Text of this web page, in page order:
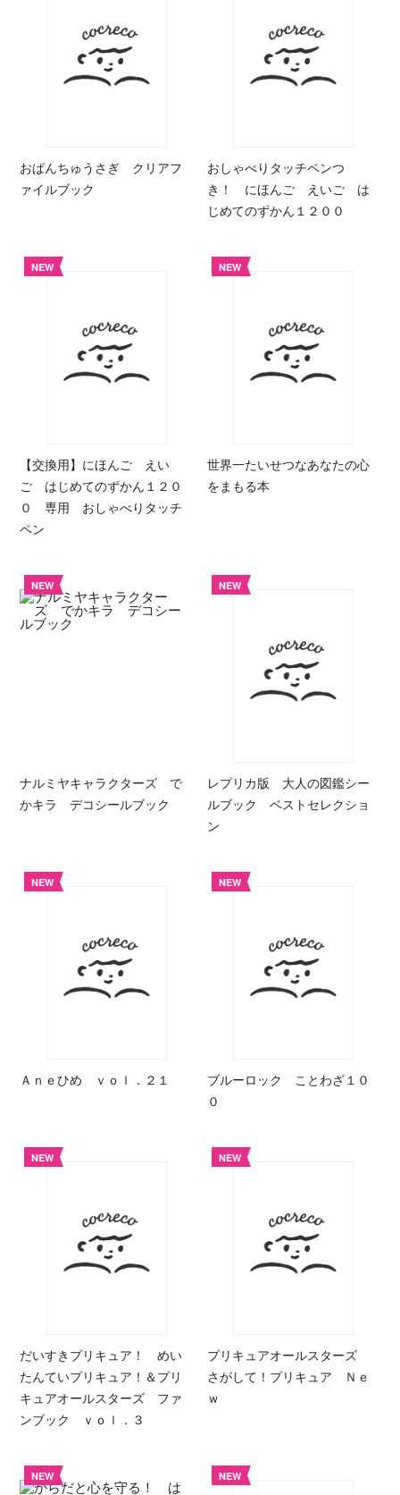
おぱんちゅうさぎ クリアフ
ァイルブック
おしゃべりタッチペンつ
き！ にほんご えいご は
じめてのずかん１２００
NEW
【交換用】にほんご えい
ご はじめてのずかん１２０
０ 専用 おしゃべりタッチ
ペン
NEW
世界一たいせつなあなたの心
をまもる本
NEW
ナルミヤキャラクターズ で
かキラ デコシールブック
NEW
レプリカ版 大人の図鑑シー
ルブック ベストセレクショ
ン
NEW
Ａｎｅひめ ｖｏｌ．２１
NEW
ブルーロック ことわざ１０
０
NEW
だいすきプリキュア！ めい
たんていプリキュア！＆プリ
キュアオールスターズ ファ
ンブック ｖｏｌ．３
NEW
プリキュアオールスターズ
さがして！プリキュア Ｎｅ
ｗ
NEW NEW